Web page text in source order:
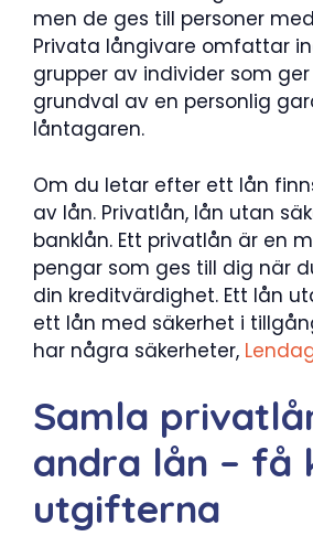
men de ges till personer
Privata långivare omfattar
grupper av individer som
grundval av en personlig
låntagaren.
Om du letar efter ett lån
av lån. Privatlån, lån utan
banklån. Ett privatlån är en
pengar som ges till dig när
din kreditvärdighet. Ett lån
ett lån med säkerhet i
har några säkerheter,
Samla
andra lån – få
utgifterna